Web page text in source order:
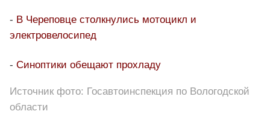
- В Череповце столкнулись мотоцикл и
электровелосипед
- Синоптики обещают прохладу
Источник фото: Госавтоинспекция по Вологодской
области